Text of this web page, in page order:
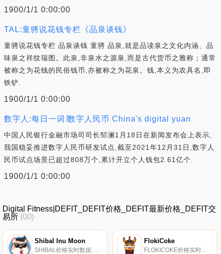
1900/1/1 0:00:00
TAL:童骋说花钱专栏《品泉谈钱》
童骋说花钱专栏 品泉谈钱 童骋 品泉,就是品读泉之文化内涵、品
味泉之祥纹瑞图。此泉,非泉水之源泉,而是古代货币之雅称；通常
被称之为花钱的民俗钱币,亦被称之为花泉。钱,本义为农具名,即
铁铲.
1900/1/1 0:00:00
数字人:每日一词∣数字人民币 China's digital yuan
中国人民银行金融市场司司长邹澜1月18日在新闻发布会上表示,
我国稳妥推进数字人民币研发试点,截至2021年12月31日,数字人
民币试点场景已超过808万个,累计开立个人钱包2.61亿个.
1900/1/1 0:00:00
Digital Fitness|DEFIT_DEFIT价格_DEFIT最新价格_DEFIT交
易所 (00)
Shibal Inu Moon
SHIBAL价格实时数据, 当他的朋友们去太空时,他重塑了自己,创造了有史以来最快、最有趣的代币。希巴尔·因努是这个星球上最好的推广人,他致力于建立社区,举办不间断的彩票派对,并炒作他的代币.
FlokiCoke
FLOKICOKE价格实时数据, FlokiCoke建立在币安智能链上,是首批与制造商合作生产软饮料的Floki表情包代币项目之一。FlokiCoke旨在成为软饮料行业中最知名、使用最多的加密货币.